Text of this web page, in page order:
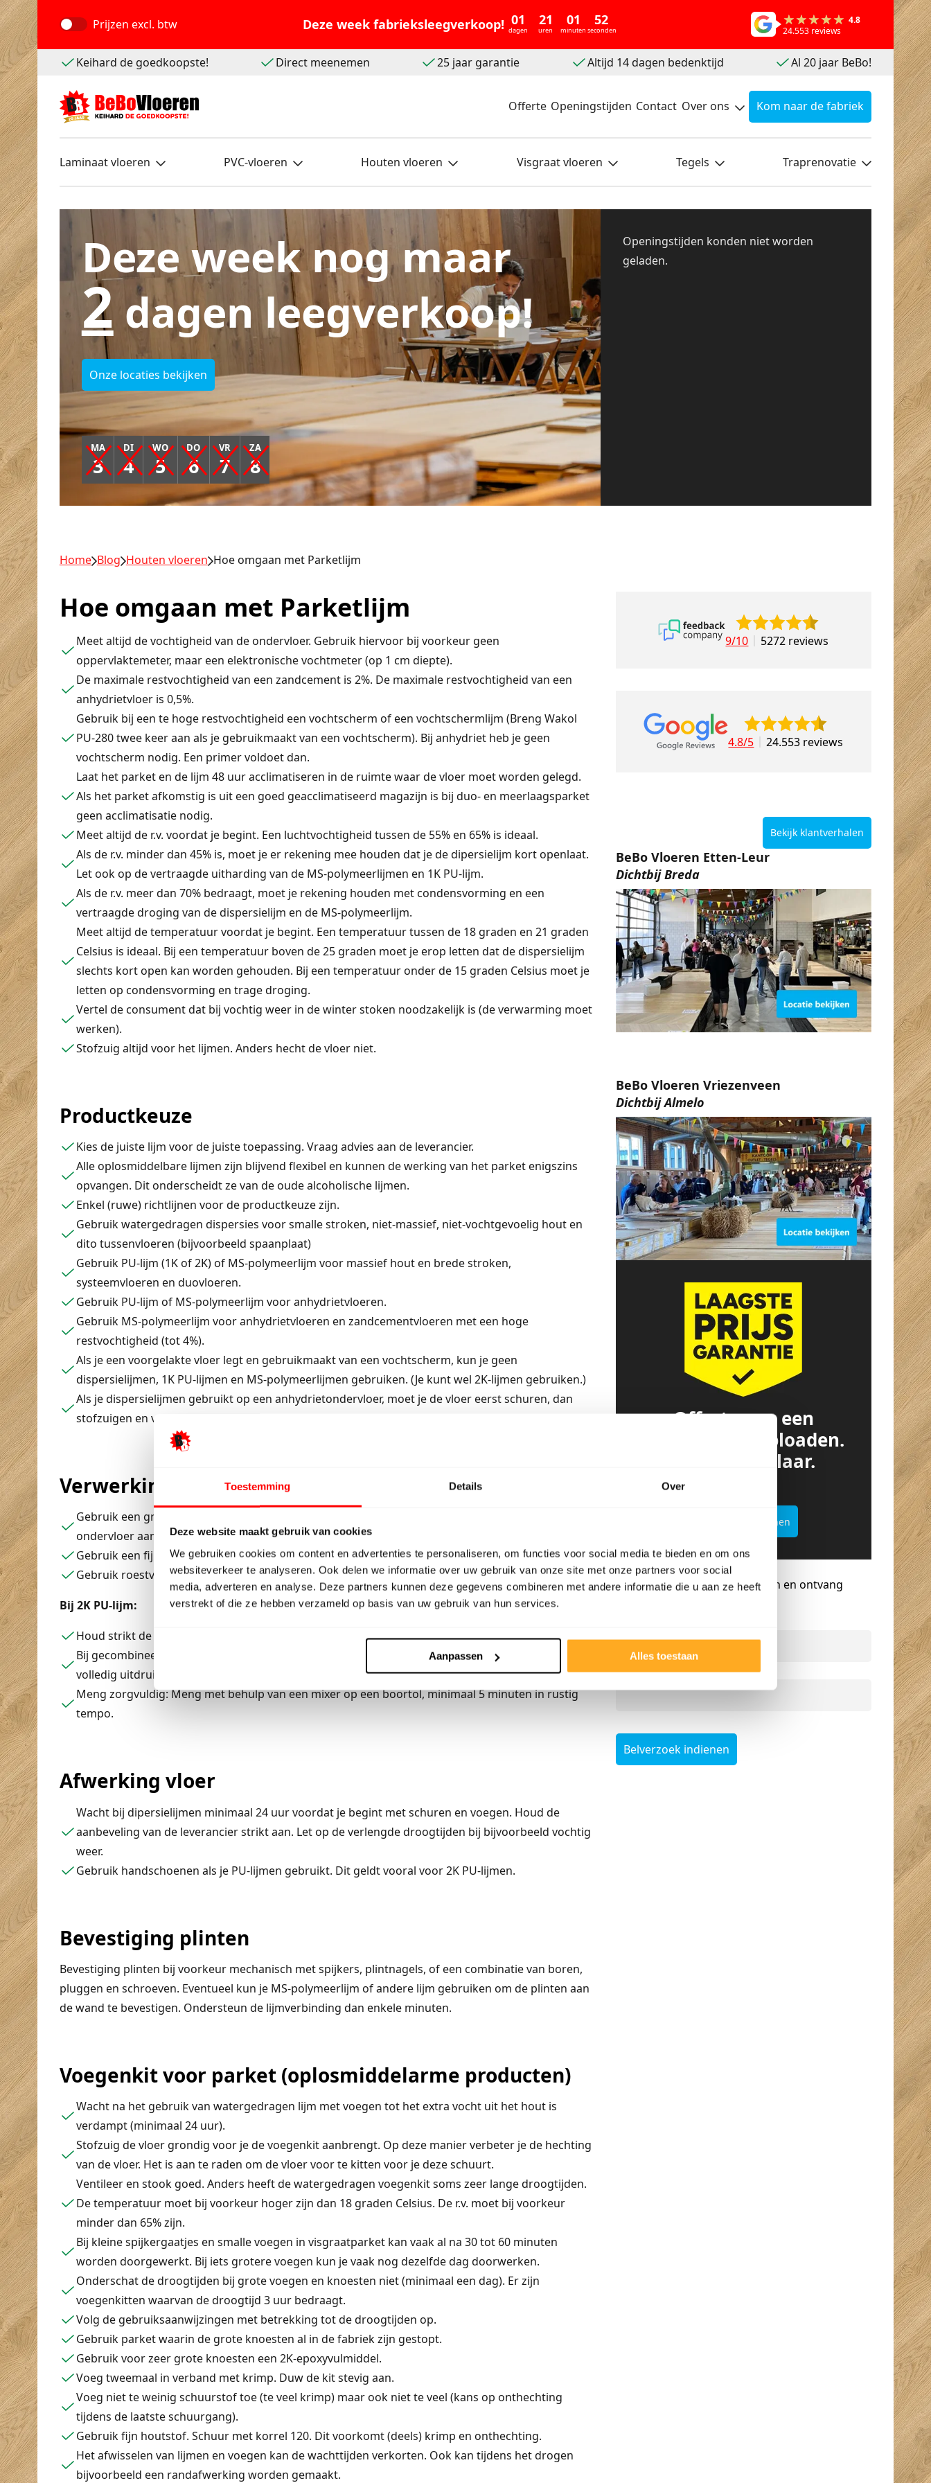
Toestemming Details Over
Deze website maakt gebruik van cookies
We gebruiken cookies om content en advertenties te personaliseren, om functies voor social media te bieden en om ons
websiteverkeer te analyseren. Ook delen we informatie over uw gebruik van onze site met onze partners voor social
media, adverteren en analyse. Deze partners kunnen deze gegevens combineren met andere informatie die u aan ze heeft
verstrekt of die ze hebben verzameld op basis van uw gebruik van hun services.
Aanpassen Alles toestaan
Prijzen excl. btw Deze week fabrieksleegverkoop! 01
dagen
21
uren
01
minuten
51
seconden
4.8
24.553 reviews
Keihard de goedkoopste! Direct meenemen 25 jaar garantie Altijd 14 dagen bedenktijd Al 20 jaar BeBo!
Offerte Openingstijden Contact Over ons Kom naar de fabriek
Laminaat vloeren PVC-vloeren Houten vloeren Visgraat vloeren Tegels Traprenovatie
Deze week nog maar
2 dagen leegverkoop!
Onze locaties bekijken
MA
3
DI
4
WO
5
DO
6
VR
7
ZA
8
Openingstijden konden niet worden
geladen.
Home Blog Houten vloeren Hoe omgaan met Parketlijm
Hoe omgaan met Parketlijm
Meet altijd de vochtigheid van de ondervloer. Gebruik hiervoor bij voorkeur geen
oppervlaktemeter, maar een elektronische vochtmeter (op 1 cm diepte).
De maximale restvochtigheid van een zandcement is 2%. De maximale restvochtigheid van een
anhydrietvloer is 0,5%.
Gebruik bij een te hoge restvochtigheid een vochtscherm of een vochtschermlijm (Breng Wakol
PU-280 twee keer aan als je gebruikmaakt van een vochtscherm). Bij anhydriet heb je geen
vochtscherm nodig. Een primer voldoet dan.
Laat het parket en de lijm 48 uur acclimatiseren in de ruimte waar de vloer moet worden gelegd.
Als het parket afkomstig is uit een goed geacclimatiseerd magazijn is bij duo- en meerlaagsparket
geen acclimatisatie nodig.
Meet altijd de r.v. voordat je begint. Een luchtvochtigheid tussen de 55% en 65% is ideaal.
Als de r.v. minder dan 45% is, moet je er rekening mee houden dat je de dipersielijm kort openlaat.
Let ook op de vertraagde uitharding van de MS-polymeerlijmen en 1K PU-lijm.
Als de r.v. meer dan 70% bedraagt, moet je rekening houden met condensvorming en een
vertraagde droging van de dispersielijm en de MS-polymeerlijm.
Meet altijd de temperatuur voordat je begint. Een temperatuur tussen de 18 graden en 21 graden
Celsius is ideaal. Bij een temperatuur boven de 25 graden moet je erop letten dat de dispersielijm
slechts kort open kan worden gehouden. Bij een temperatuur onder de 15 graden Celsius moet je
letten op condensvorming en trage droging.
Vertel de consument dat bij vochtig weer in de winter stoken noodzakelijk is (de verwarming moet
werken).
Stofzuig altijd voor het lijmen. Anders hecht de vloer niet.
Productkeuze
Kies de juiste lijm voor de juiste toepassing. Vraag advies aan de leverancier.
Alle oplosmiddelbare lijmen zijn blijvend flexibel en kunnen de werking van het parket enigszins
opvangen. Dit onderscheidt ze van de oude alcoholische lijmen.
Enkel (ruwe) richtlijnen voor de productkeuze zijn.
Gebruik watergedragen dispersies voor smalle stroken, niet-massief, niet-vochtgevoelig hout en
dito tussenvloeren (bijvoorbeeld spaanplaat)
Gebruik PU-lijm (1K of 2K) of MS-polymeerlijm voor massief hout en brede stroken,
systeemvloeren en duovloeren.
Gebruik PU-lijm of MS-polymeerlijm voor anhydrietvloeren.
Gebruik MS-polymeerlijm voor anhydrietvloeren en zandcementvloeren met een hoge
restvochtigheid (tot 4%).
Als je een voorgelakte vloer legt en gebruikmaakt van een vochtscherm, kun je geen
dispersielijmen, 1K PU-lijmen en MS-polymeerlijmen gebruiken. (Je kunt wel 2K-lijmen gebruiken.)
Als je dispersielijmen gebruikt op een anhydrietondervloer, moet je de vloer eerst schuren, dan
stofzuigen en vervolgend voorstrijken (primer).
Verwerking
Gebruik een grove lijmkam (bijvoorbeeld B5) als je PU- of MS-polymeerlijmen direct op de
ondervloer aanbrengt.
Gebruik een fijnere lijmkam voor het lijmen op een tussenvloer.
Gebruik roestvrijstalen lijmkammen voor de dispersielijm.
Bij 2K PU-lijm:
Houd strikt de geadviseerde mengverhouding aan.
Bij gecombineerde verpakkingen: steek de verpakking van de verharder goed door en laat deze
volledig uitdruipen in de hoofdcomponeten.
Meng zorgvuldig: Meng met behulp van een mixer op een boortol, minimaal 5 minuten in rustig
tempo.
Afwerking vloer
Wacht bij dipersielijmen minimaal 24 uur voordat je begint met schuren en voegen. Houd de
aanbeveling van de leverancier strikt aan. Let op de verlengde droogtijden bij bijvoorbeeld vochtig
weer.
Gebruik handschoenen als je PU-lijmen gebruikt. Dit geldt vooral voor 2K PU-lijmen.
Bevestiging plinten
Bevestiging plinten bij voorkeur mechanisch met spijkers, plintnagels, of een combinatie van boren,
pluggen en schroeven. Eventueel kun je MS-polymeerlijm of andere lijm gebruiken om de plinten aan
de wand te bevestigen. Ondersteun de lijmverbinding dan enkele minuten.
Voegenkit voor parket (oplosmiddelarme producten)
Wacht na het gebruik van watergedragen lijm met voegen tot het extra vocht uit het hout is
verdampt (minimaal 24 uur).
Stofzuig de vloer grondig voor je de voegenkit aanbrengt. Op deze manier verbeter je de hechting
van de vloer. Het is aan te raden om de vloer voor te kitten voor je deze schuurt.
Ventileer en stook goed. Anders heeft de watergedragen voegenkit soms zeer lange droogtijden.
De temperatuur moet bij voorkeur hoger zijn dan 18 graden Celsius. De r.v. moet bij voorkeur
minder dan 65% zijn.
Bij kleine spijkergaatjes en smalle voegen in visgraatparket kan vaak al na 30 tot 60 minuten
worden doorgewerkt. Bij iets grotere voegen kun je vaak nog dezelfde dag doorwerken.
Onderschat de droogtijden bij grote voegen en knoesten niet (minimaal een dag). Er zijn
voegenkitten waarvan de droogtijd 3 uur bedraagt.
Volg de gebruiksaanwijzingen met betrekking tot de droogtijden op.
Gebruik parket waarin de grote knoesten al in de fabriek zijn gestopt.
Gebruik voor zeer grote knoesten een 2K-epoxyvulmiddel.
Voeg tweemaal in verband met krimp. Duw de kit stevig aan.
Voeg niet te weinig schuurstof toe (te veel krimp) maar ook niet te veel (kans op onthechting
tijdens de laatste schuurgang).
Gebruik fijn houtstof. Schuur met korrel 120. Dit voorkomt (deels) krimp en onthechting.
Het afwisselen van lijmen en voegen kan de wachttijden verkorten. Ook kan tijdens het drogen
bijvoorbeeld een randafwerking worden gemaakt.
9/10 5272 reviews
4.8/5 24.553 reviews
Bekijk klantverhalen
BeBo Vloeren Etten-Leur
Dichtbij Breda
BeBo Vloeren Vriezenveen
Dichtbij Almelo
Offerte van een
concurrent? Uploaden.
Besparen. Klaar.
Offertekiller openen
Gratis advies op maat
Vraag een terugbelverzoek aan en ontvang
Telefoonnummer*
Belverzoek indienen